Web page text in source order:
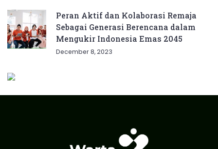
Peran Aktif dan Kolaborasi Remaja
Sebagai Generasi Berencana dalam
Mengukir Indonesia Emas 2045
December 8, 2023